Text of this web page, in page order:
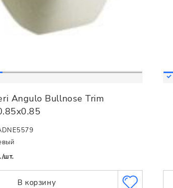
Angulo Bullnose Trim
шт.
В корзину